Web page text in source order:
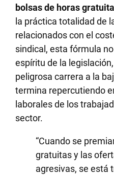
bolsas de horas
la práctica totalidad de
relacionados con el
sindical, esta fórmula
espíritu de la
peligrosa carrera a la
termina repercutiendo
laborales de los
sector.
“Cuando se
gratuitas y las
agresivas, se está